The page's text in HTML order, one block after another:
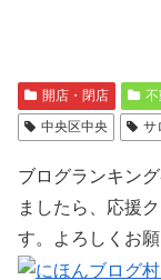
開店・閉店 不
中央区中央
サ
ブログランキン
ましたら、応援
す。よろしくお願